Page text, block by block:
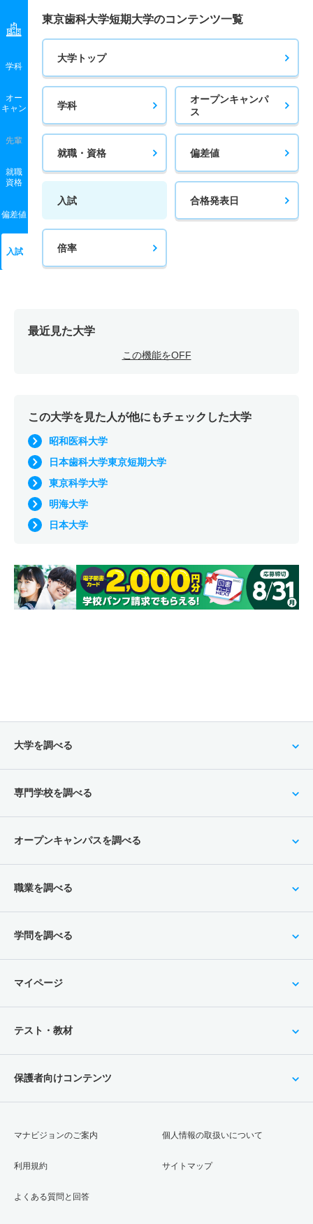
学科
オー
キャン
先輩
就職
資格
偏差値
入試
東京歯科大学短期大学のコンテンツ一覧
大学トップ
学科
オープンキャンパ
ス
就職・資格 偏差値
入試 合格発表日
倍率
最近見た大学
この機能をOFF
この大学を見た人が他にもチェックした大学
昭和医科大学
日本歯科大学東京短期大学
東京科学大学
明海大学
日本大学
大学を調べる
専門学校を調べる
オープンキャンパスを調べる
職業を調べる
学問を調べる
マイページ
テスト・教材
保護者向けコンテンツ
マナビジョンのご案内
利用規約
よくある質問と回答
個人情報の取扱いについて
サイトマップ